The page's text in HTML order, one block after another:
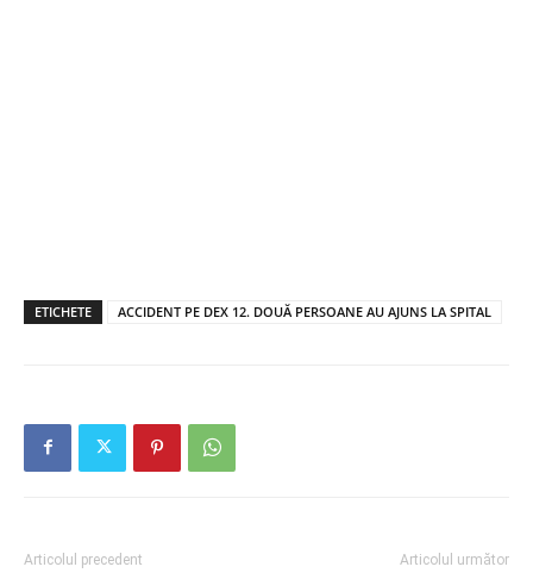
ETICHETE ACCIDENT PE DEX 12. DOUĂ PERSOANE AU AJUNS LA SPITAL
Articolul precedent Articolul următor